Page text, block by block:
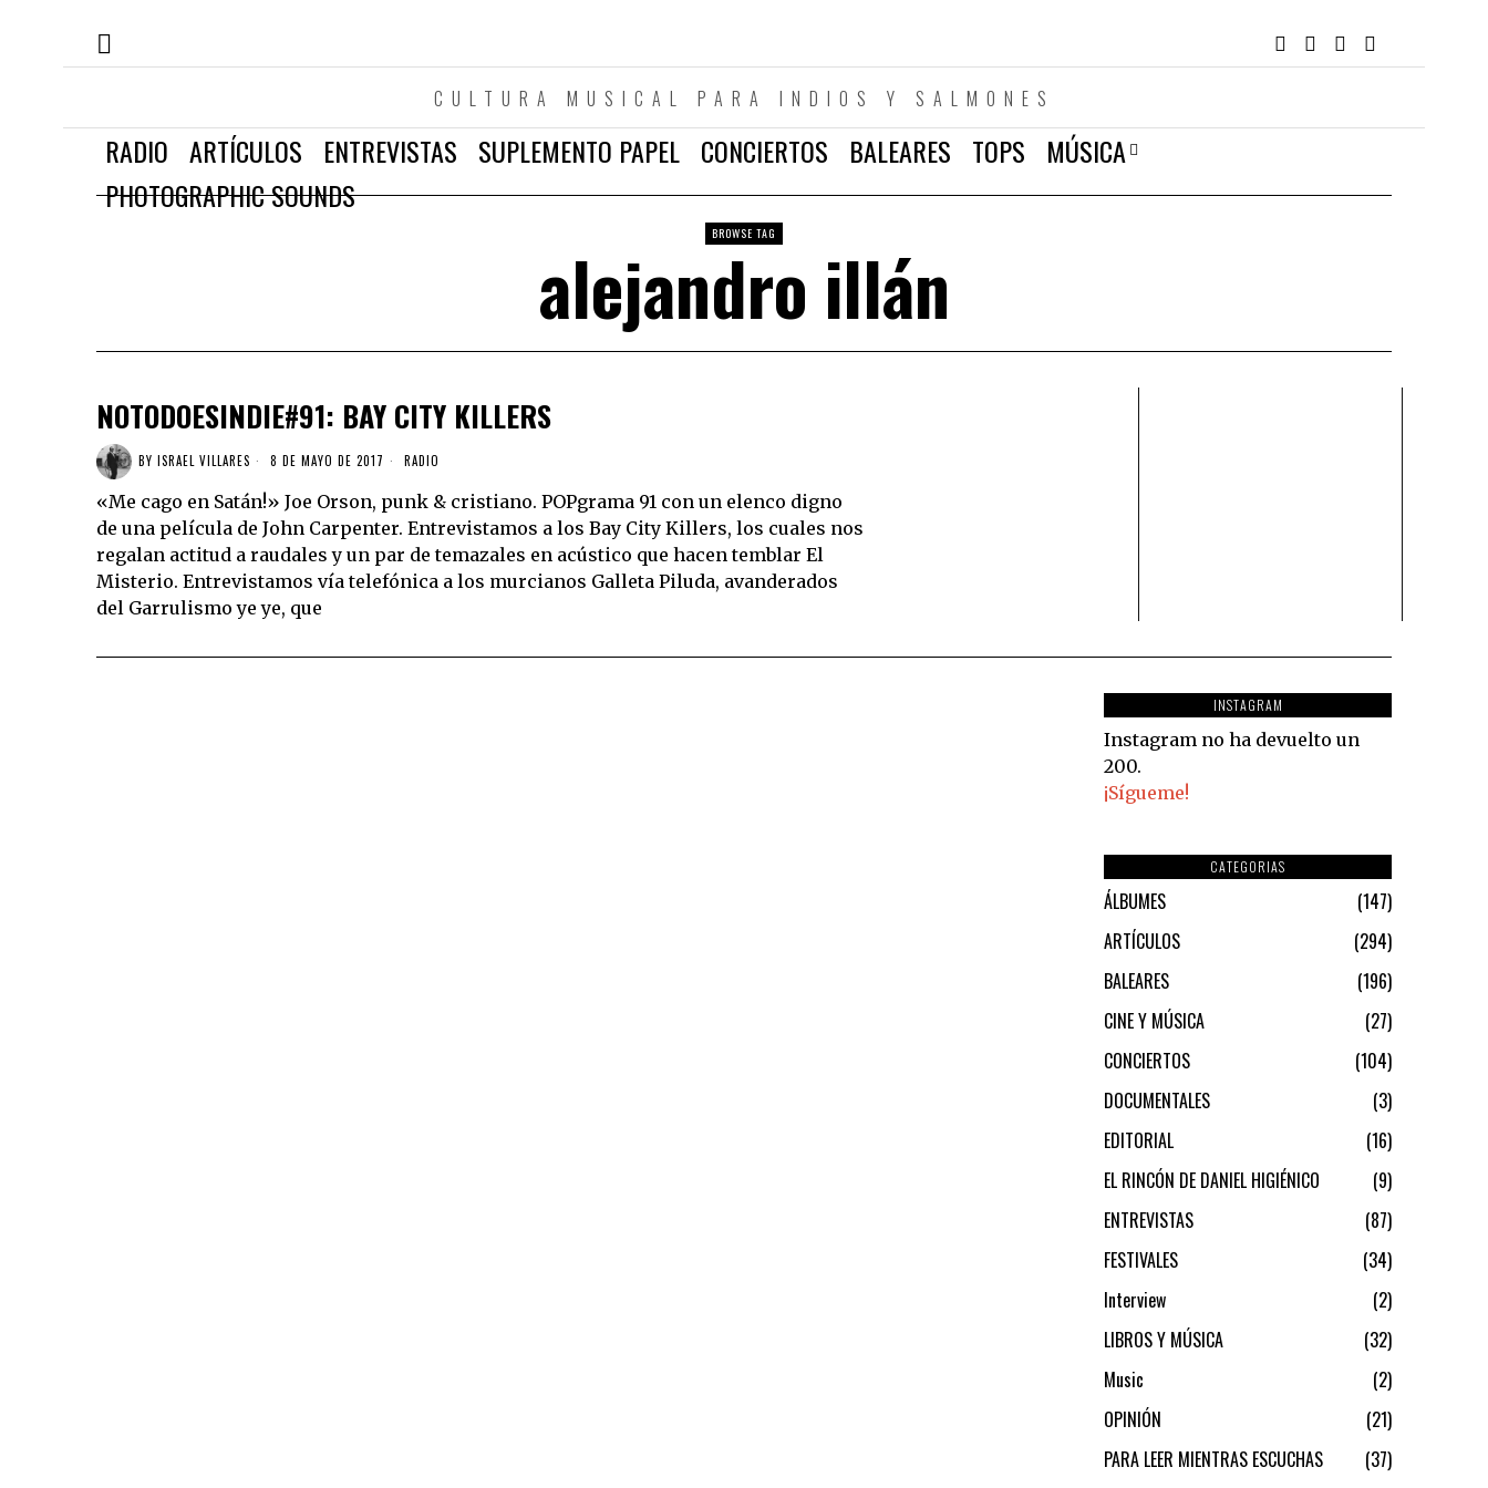
CULTURA MUSICAL PARA INDIOS Y SALMONES
RADIO ARTÍCULOS ENTREVISTAS SUPLEMENTO PAPEL CONCIERTOS BALEARES TOPS
MÚSICA
PHOTOGRAPHIC SOUNDS
BROWSE TAG
alejandro illán
NOTODOESINDIE#91: BAY CITY KILLERS
BY ISRAEL VILLARES 8 DE MAYO DE 2017 RADIO
«Me cago en Satán!» Joe Orson, punk & cristiano. POPgrama 91 con un elenco digno
de una película de John Carpenter. Entrevistamos a los Bay City Killers, los cuales nos
regalan actitud a raudales y un par de temazales en acústico que hacen temblar El
Misterio. Entrevistamos vía telefónica a los murcianos Galleta Piluda, avanderados
del Garrulismo ye ye, que
INSTAGRAM
Instagram no ha devuelto un
200.
¡Sígueme!
CATEGORIAS
ÁLBUMES
147
ARTÍCULOS
294
BALEARES
196
CINE Y MÚSICA
27
CONCIERTOS
104
DOCUMENTALES
3
EDITORIAL
16
EL RINCÓN DE DANIEL HIGIÉNICO
9
ENTREVISTAS
87
FESTIVALES
34
Interview
2
LIBROS Y MÚSICA
32
Music
2
OPINIÓN
21
PARA LEER MIENTRAS ESCUCHAS
37